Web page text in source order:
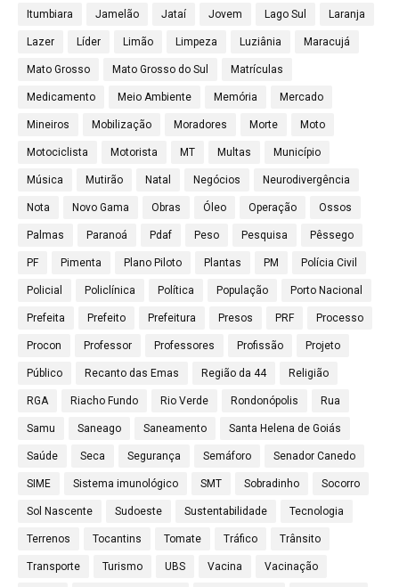
Itumbiara Jamelão Jataí Jovem Lago Sul Laranja
Lazer Líder Limão Limpeza Luziânia Maracujá
Mato Grosso Mato Grosso do Sul Matrículas
Medicamento Meio Ambiente Memória Mercado
Mineiros Mobilização Moradores Morte Moto
Motociclista Motorista MT Multas Município
Música Mutirão Natal Negócios Neurodivergência
Nota Novo Gama Obras Óleo Operação Ossos
Palmas Paranoá Pdaf Peso Pesquisa Pêssego
PF Pimenta Plano Piloto Plantas PM Polícia Civil
Policial Policlínica Política População Porto Nacional
Prefeita Prefeito Prefeitura Presos PRF Processo
Procon Professor Professores Profissão Projeto
Público Recanto das Emas Região da 44 Religião
RGA Riacho Fundo Rio Verde Rondonópolis Rua
Samu Saneago Saneamento Santa Helena de Goiás
Saúde Seca Segurança Semáforo Senador Canedo
SIME Sistema imunológico SMT Sobradinho Socorro
Sol Nascente Sudoeste Sustentabilidade Tecnologia
Terrenos Tocantins Tomate Tráfico Trânsito
Transporte Turismo UBS Vacina Vacinação